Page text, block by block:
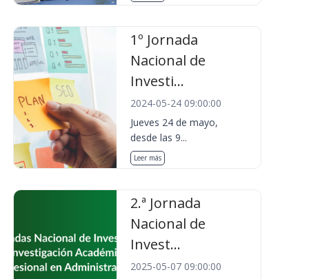
1º Jornada
Nacional de
Investi...
2024-05-24 09:00:00
Jueves 24 de mayo,
desde las 9...
Leer más
2.ª Jornada
Nacional de
Invest...
2025-05-07 09:00:00